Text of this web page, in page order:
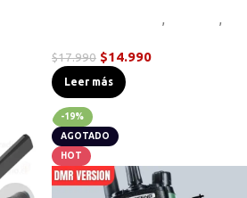
,
,
$17.990 $14.990
Leer más
-19%
AGOTADO
HOT